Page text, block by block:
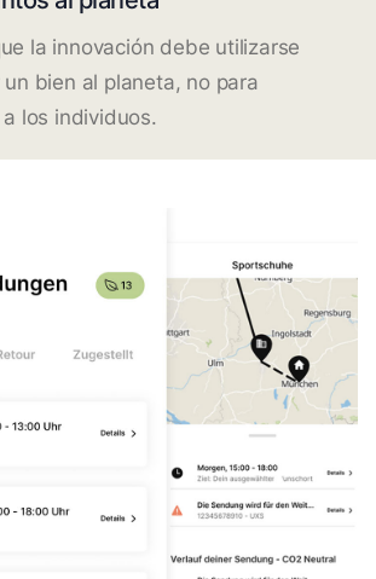
la innovación debe utilizarse
bien al planeta, no para
los individuos.